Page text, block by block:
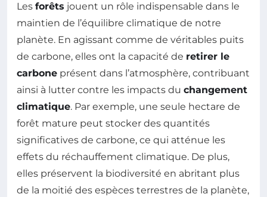
Les forêts jouent un rôle indispensable dans le
maintien de l’équilibre climatique de notre
planète. En agissant comme de véritables puits
de carbone, elles ont la capacité de retirer le
carbone présent dans l’atmosphère, contribuant
ainsi à lutter contre les impacts du changement
climatique. Par exemple, une seule hectare de
forêt mature peut stocker des quantités
significatives de carbone, ce qui atténue les
effets du réchauffement climatique. De plus,
elles préservent la biodiversité en abritant plus
de la moitié des espèces terrestres de la planète,